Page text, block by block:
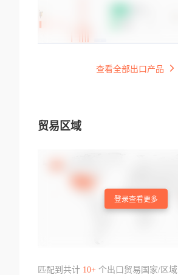
查看全部出口产品
贸易区域
登录查看更多
匹配到共计 10+个出口贸易国家/区域